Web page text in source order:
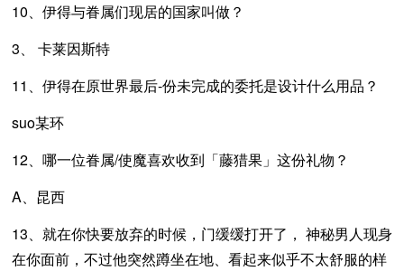
10、伊得与眷属们现居的国家叫做？
3、 卡莱因斯特
11、伊得在原世界最后-份未完成的委托是设计什么用品？
suo某环
12、哪一位眷属/使魔喜欢收到「藤猎果」这份礼物？
A、昆西
13、就在你快要放弃的时候，门缓缓打开了， 神秘男人现身
在你面前，不过他突然蹲坐在地、看起来似乎不太舒服的样